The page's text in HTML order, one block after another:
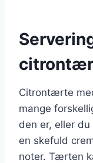
Citrontærte
mange
den er, eller
en skefuld
noter. Tærten